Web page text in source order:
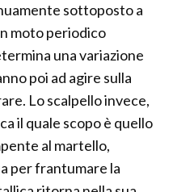
sottoposto a
moto periodico
una variazione
poi ad agire sulla
Lo scalpello invece,
il quale scopo è quello
al martello,
per frantumare la